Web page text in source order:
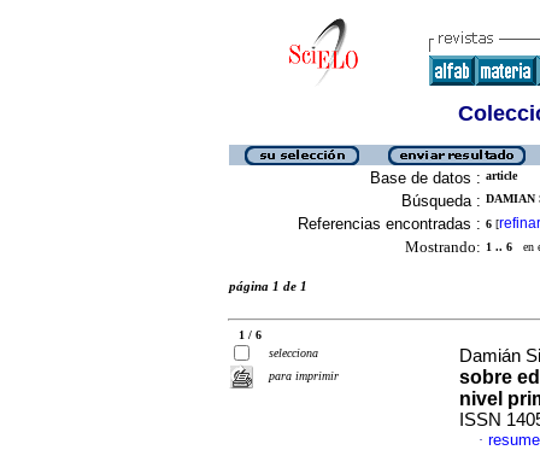
Base de datos : article
Búsqueda : DAMIAN
Referencias encontradas : 6 [refinar
Mostrando: 1 .. 6 en
página 1 de 1
1 / 6
selecciona
para imprimir
Damián
sobre
nivel
ISSN
·